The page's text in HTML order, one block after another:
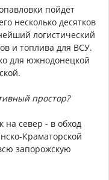
пойдёт
несколько десятков
логистический
и топлива для ВСУ.
для южнодонецкой
простор?
на север - в обход
Краматорской
запорожскую